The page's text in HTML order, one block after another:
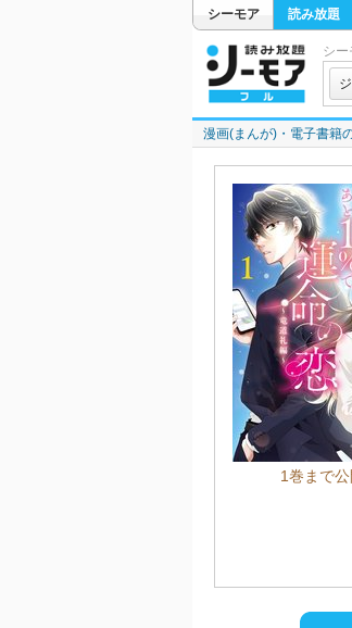
シーモア 読み放題
シ
漫画(まんが)・電子書籍
1巻まで公